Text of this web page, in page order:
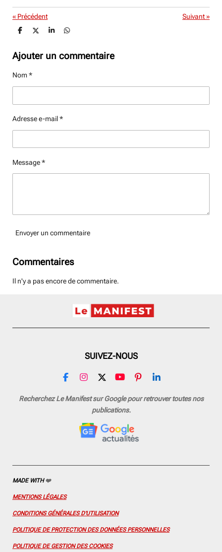
« Précédent Suivant»
P
t
a
e
P
t
a
P
t
a
P
t
a
Ajouter un commentaire
Nom *
Adresse e-mail *
Message *
Envoyer un commentaire
Commentaires
Il n'y a pas encore de commentaire.
SUIVEZ-NOUS
F
c
I
s
r
a
X
Y
u
T
u
e
P
n
s
t
L
n
Recherchez Le Manifest sur Google pour retrouver toutes nos
publications.
MADE WITH❤️
MENTIONS LÉGALES
CONDITIONS GÉNÉRALES D'UTILISATION
POLITIQUE DE PROTECTION DES DONNÉES PERSONNELLES
POLITIQUE DE GESTION DES COOKIES